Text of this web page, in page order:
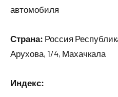
автомобиля
Страна: Россия
Арухова, 1/4, Махачкала
Индекс: